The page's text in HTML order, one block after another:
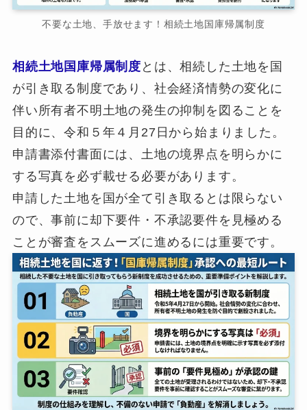
不要な土地、手放せます！相続土地国庫帰属制度
相続土地国庫帰属制度 とは、相続した土地を国
が引き取る制度であり、社会経済情勢の変化に
伴い所有者不明土地の発生の抑制を図ることを
目的に、令和５年４月27日から始まりました。
申請書添付書面には、土地の境界点を明らかに
する写真を必ず載せる必要があります。
申請した土地を国が全て引き取るとは限らない
ので、事前に却下要件・不承認要件を見極める
ことが審査をスムーズに進めるには重要です。